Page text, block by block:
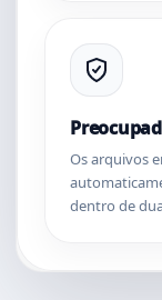
Os arquivos
dentro de